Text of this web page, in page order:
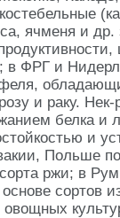
ячменя и др.
в ФРГ и
и раку.
белка и
и
Польше
сорта ржи; в
сортов